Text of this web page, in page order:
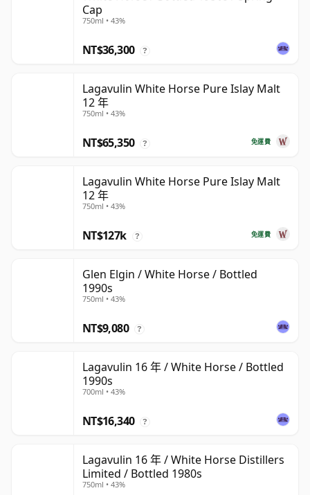
Cap
750ml • 43%
NT$36,300 ?
Lagavulin White Horse Pure Islay Malt
12 年
750ml • 43%
免運費
NT$65,350 ?
Lagavulin White Horse Pure Islay Malt
12 年
750ml • 43%
免運費
NT$127k ?
Glen Elgin / White Horse / Bottled
1990s
750ml • 43%
NT$9,080 ?
Lagavulin 16 年 / White Horse / Bottled
1990s
700ml • 43%
NT$16,340 ?
Lagavulin 16 年 / White Horse Distillers
Limited / Bottled 1980s
750ml • 43%